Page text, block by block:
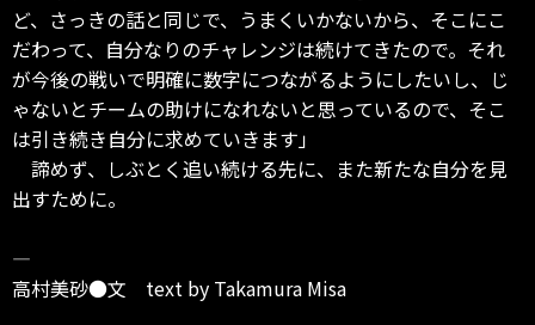
ど、さっきの話と同じで、うまくいかないから、そこにこ
だわって、自分なりのチャレンジは続けてきたので。それ
が今後の戦いで明確に数字につながるようにしたいし、じ
ゃないとチームの助けになれないと思っているので、そこ
は引き続き自分に求めていきます」
諦めず、しぶとく追い続ける先に、また新たな自分を見
出すために。
―
高村美砂●文 text by Takamura Misa